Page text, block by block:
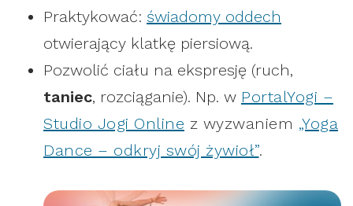
Praktykować: świadomy oddech
otwierający klatkę piersiową.
Pozwolić ciału na ekspresję (ruch,
taniec, rozciąganie). Np. w PortalYogi –
Studio Jogi Online z wyzwaniem „Yoga
Dance – odkryj swój żywioł”.